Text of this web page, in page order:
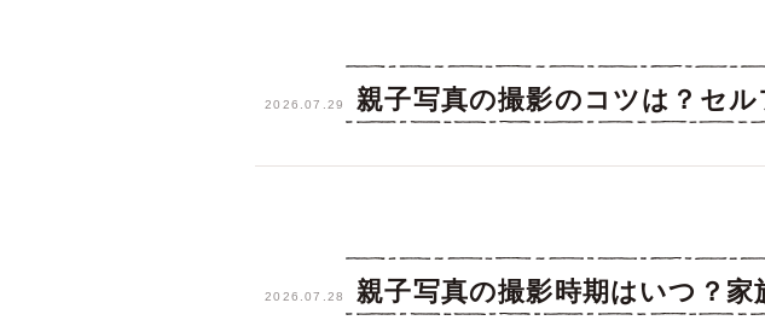
2026.07.29 親子写真の撮影のコツは？セ
2026.07.28 親子写真の撮影時期はいつ？